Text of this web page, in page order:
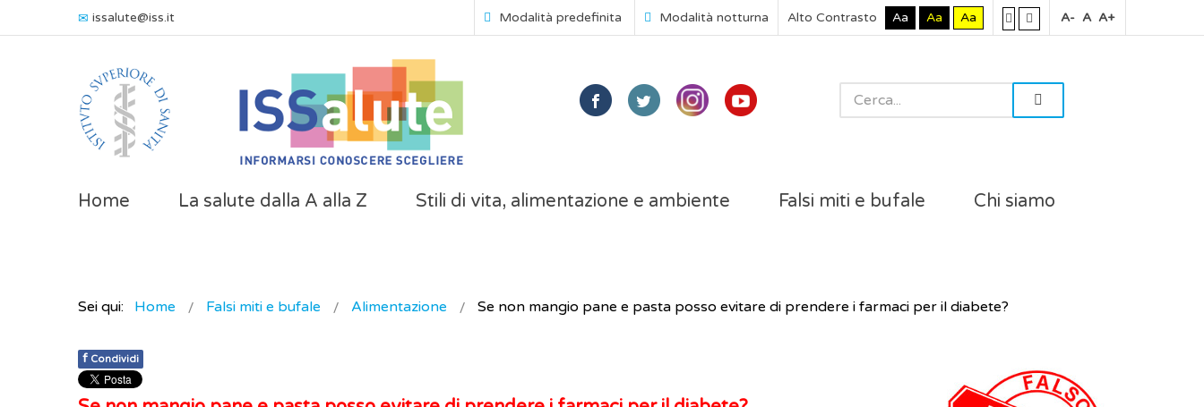
issalute@iss.it Modalità predefinita Modalità notturna Alto Contrasto Aa Aa Aa A- A A+
Home La salute dalla A alla Z Stili di vita, alimentazione e ambiente Falsi miti e bufale Chi siamo
Sei qui: Home Falsi miti e bufale Alimentazione Se non mangio pane e pasta posso evitare di prendere i farmaci per il diabete?
f Condividi